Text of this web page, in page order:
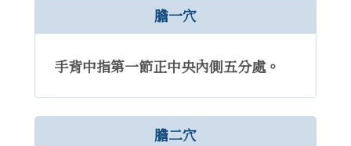
膽一穴
手背中指第一節正中央內側五分處。
膽二穴